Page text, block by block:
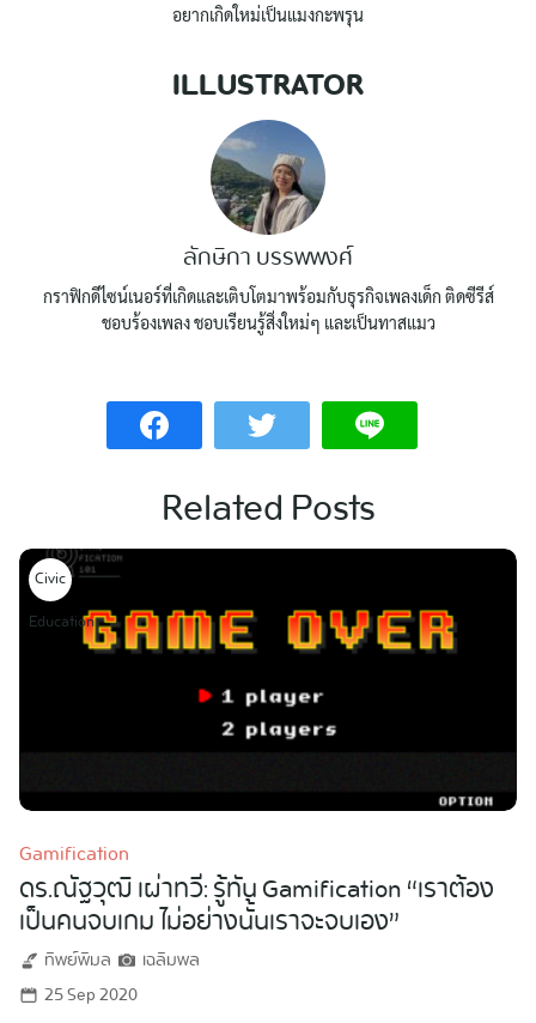
อยากเกิดใหม่เป็นแมงกะพรุน
ILLUSTRATOR
ลักษิกา บรรพพงศ์
กราฟิกดีไซน์เนอร์ที่เกิดและเติบโตมาพร้อมกับธุรกิจเพลงเด็ก ติดซีรีส์
ชอบร้องเพลง ชอบเรียนรู้สิ่งใหม่ๆ และเป็นทาสแมว
Related Posts
Civic
Education
Gamification
ดร.ณัฐวุฒิ เผ่าทวี: รู้ทัน Gamification “เราต้อง
เป็นคนจบเกม ไม่อย่างนั้นเราจะจบเอง”
ทิพย์พิมล
เฉลิมพล
25 Sep 2020